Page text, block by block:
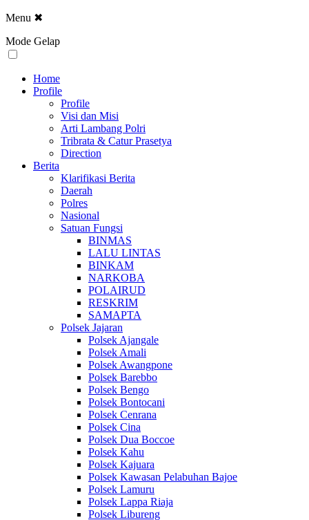
Menu ✖
Mode Gelap
Home
Profile
Profile
Visi dan Misi
Arti Lambang Polri
Tribrata & Catur Prasetya
Direction
Berita
Klarifikasi Berita
Daerah
Polres
Nasional
Satuan Fungsi
BINMAS
LALU LINTAS
BINKAM
NARKOBA
POLAIRUD
RESKRIM
SAMAPTA
Polsek Jajaran
Polsek Ajangale
Polsek Amali
Polsek Awangpone
Polsek Barebbo
Polsek Bengo
Polsek Bontocani
Polsek Cenrana
Polsek Cina
Polsek Dua Boccoe
Polsek Kahu
Polsek Kajuara
Polsek Kawasan Pelabuhan Bajoe
Polsek Lamuru
Polsek Lappa Riaja
Polsek Libureng